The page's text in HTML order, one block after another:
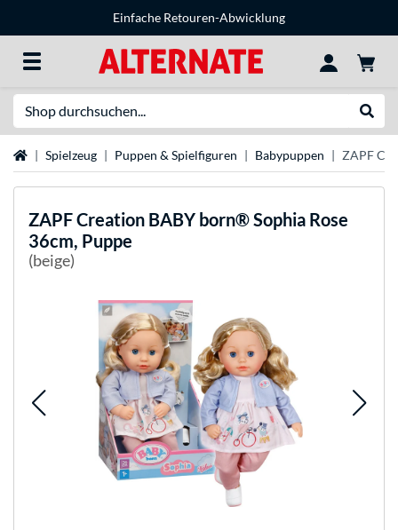
Einfache Retouren-Abwicklung
StartseiteSpielzeug Puppen & Spielfiguren Babypuppen ZAPF
ZAPF Creation BABY born® Sophia Rose
36cm, Puppe
(beige)